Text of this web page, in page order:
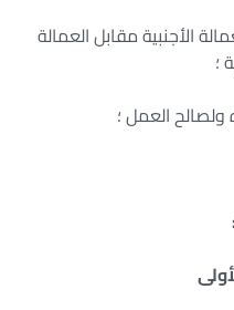
الأجنبية مقابل العمالة
؛